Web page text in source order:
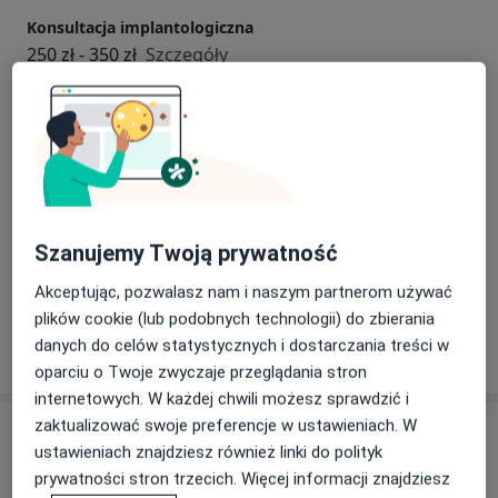
Konsultacja implantologiczna
250 zł - 350 zł Szczegóły
Usunięcie zęba jednokorzeniowego
300 zł Szczegóły
Usunięcie zęba wielokorzeniowego
+ 3 usługi
W jaki sposób ustalane są ceny?
Adresy (2)
Adres 1 Adres 2
Szanujemy Twoją prywatność
Akceptując, pozwalasz nam i naszym partnerom używać
plików cookie (lub podobnych technologii) do zbierania
danych do celów statystycznych i dostarczania treści w
oparciu o Twoje zwyczaje przeglądania stron
internetowych. W każdej chwili możesz sprawdzić i
zaktualizować swoje preferencje w ustawieniach. W
ustawieniach znajdziesz również linki do polityk
prywatności stron trzecich. Więcej informacji znajdziesz